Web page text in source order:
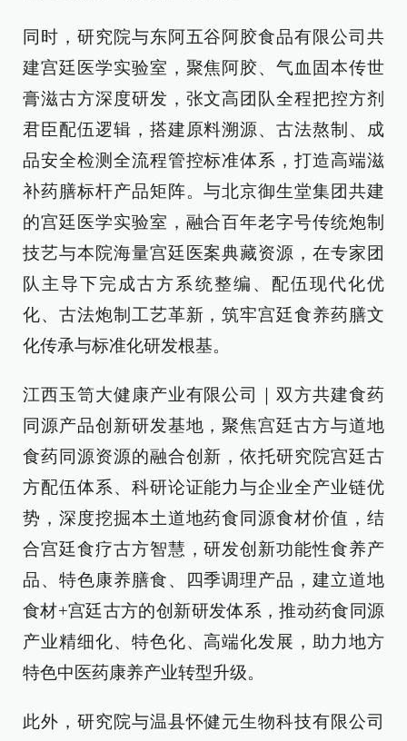
同时，研究院与东阿五谷阿胶食品有限公司共
建宫廷医学实验室，聚焦阿胶、气血固本传世
膏滋古方深度研发，张文高团队全程把控方剂
君臣配伍逻辑，搭建原料溯源、古法熬制、成
品安全检测全流程管控标准体系，打造高端滋
补药膳标杆产品矩阵。与北京御生堂集团共建
的宫廷医学实验室，融合百年老字号传统炮制
技艺与本院海量宫廷医案典藏资源，在专家团
队主导下完成古方系统整编、配伍现代化优
化、古法炮制工艺革新，筑牢宫廷食养药膳文
化传承与标准化研发根基。
江西玉笥大健康产业有限公司｜双方共建食药
同源产品创新研发基地，聚焦宫廷古方与道地
食药同源资源的融合创新，依托研究院宫廷古
方配伍体系、科研论证能力与企业全产业链优
势，深度挖掘本土道地药食同源食材价值，结
合宫廷食疗古方智慧，研发创新功能性食养产
品、特色康养膳食、四季调理产品，建立道地
食材+宫廷古方的创新研发体系，推动药食同源
产业精细化、特色化、高端化发展，助力地方
特色中医药康养产业转型升级。
此外，研究院与温县怀健元生物科技有限公司